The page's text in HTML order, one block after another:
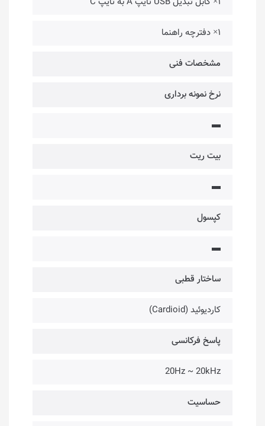
۱× دفترچه راهنما
مشخصات فنی
نرخ نمونه برداری
▬
بیت ریت
▬
کپسول
▬
ساختار قطبی
کاردیوئید (Cardioid)
پاسخ فرکانسی
20Hz ~ 20kHz
حساسیت